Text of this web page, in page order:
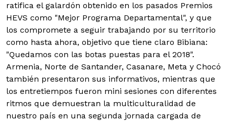
ratifica el galardón obtenido en los pasados Premios
HEVS como "Mejor Programa Departamental", y que
los compromete a seguir trabajando por su territorio
como hasta ahora, objetivo que tiene claro Bibiana:
"Quedamos con las botas puestas para el 2018".
Armenia, Norte de Santander, Casanare, Meta y Chocó
también presentaron sus informativos, mientras que
los entretiempos fueron mini sesiones con diferentes
ritmos que demuestran la multiculturalidad de
nuestro país en una segunda jornada cargada de